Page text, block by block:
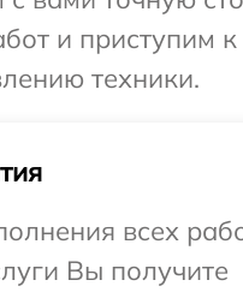
и приступим к
техники.
всех
Вы получите